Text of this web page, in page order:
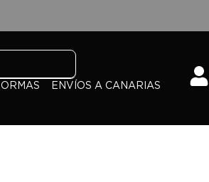
ENVÍOS A CANARIAS